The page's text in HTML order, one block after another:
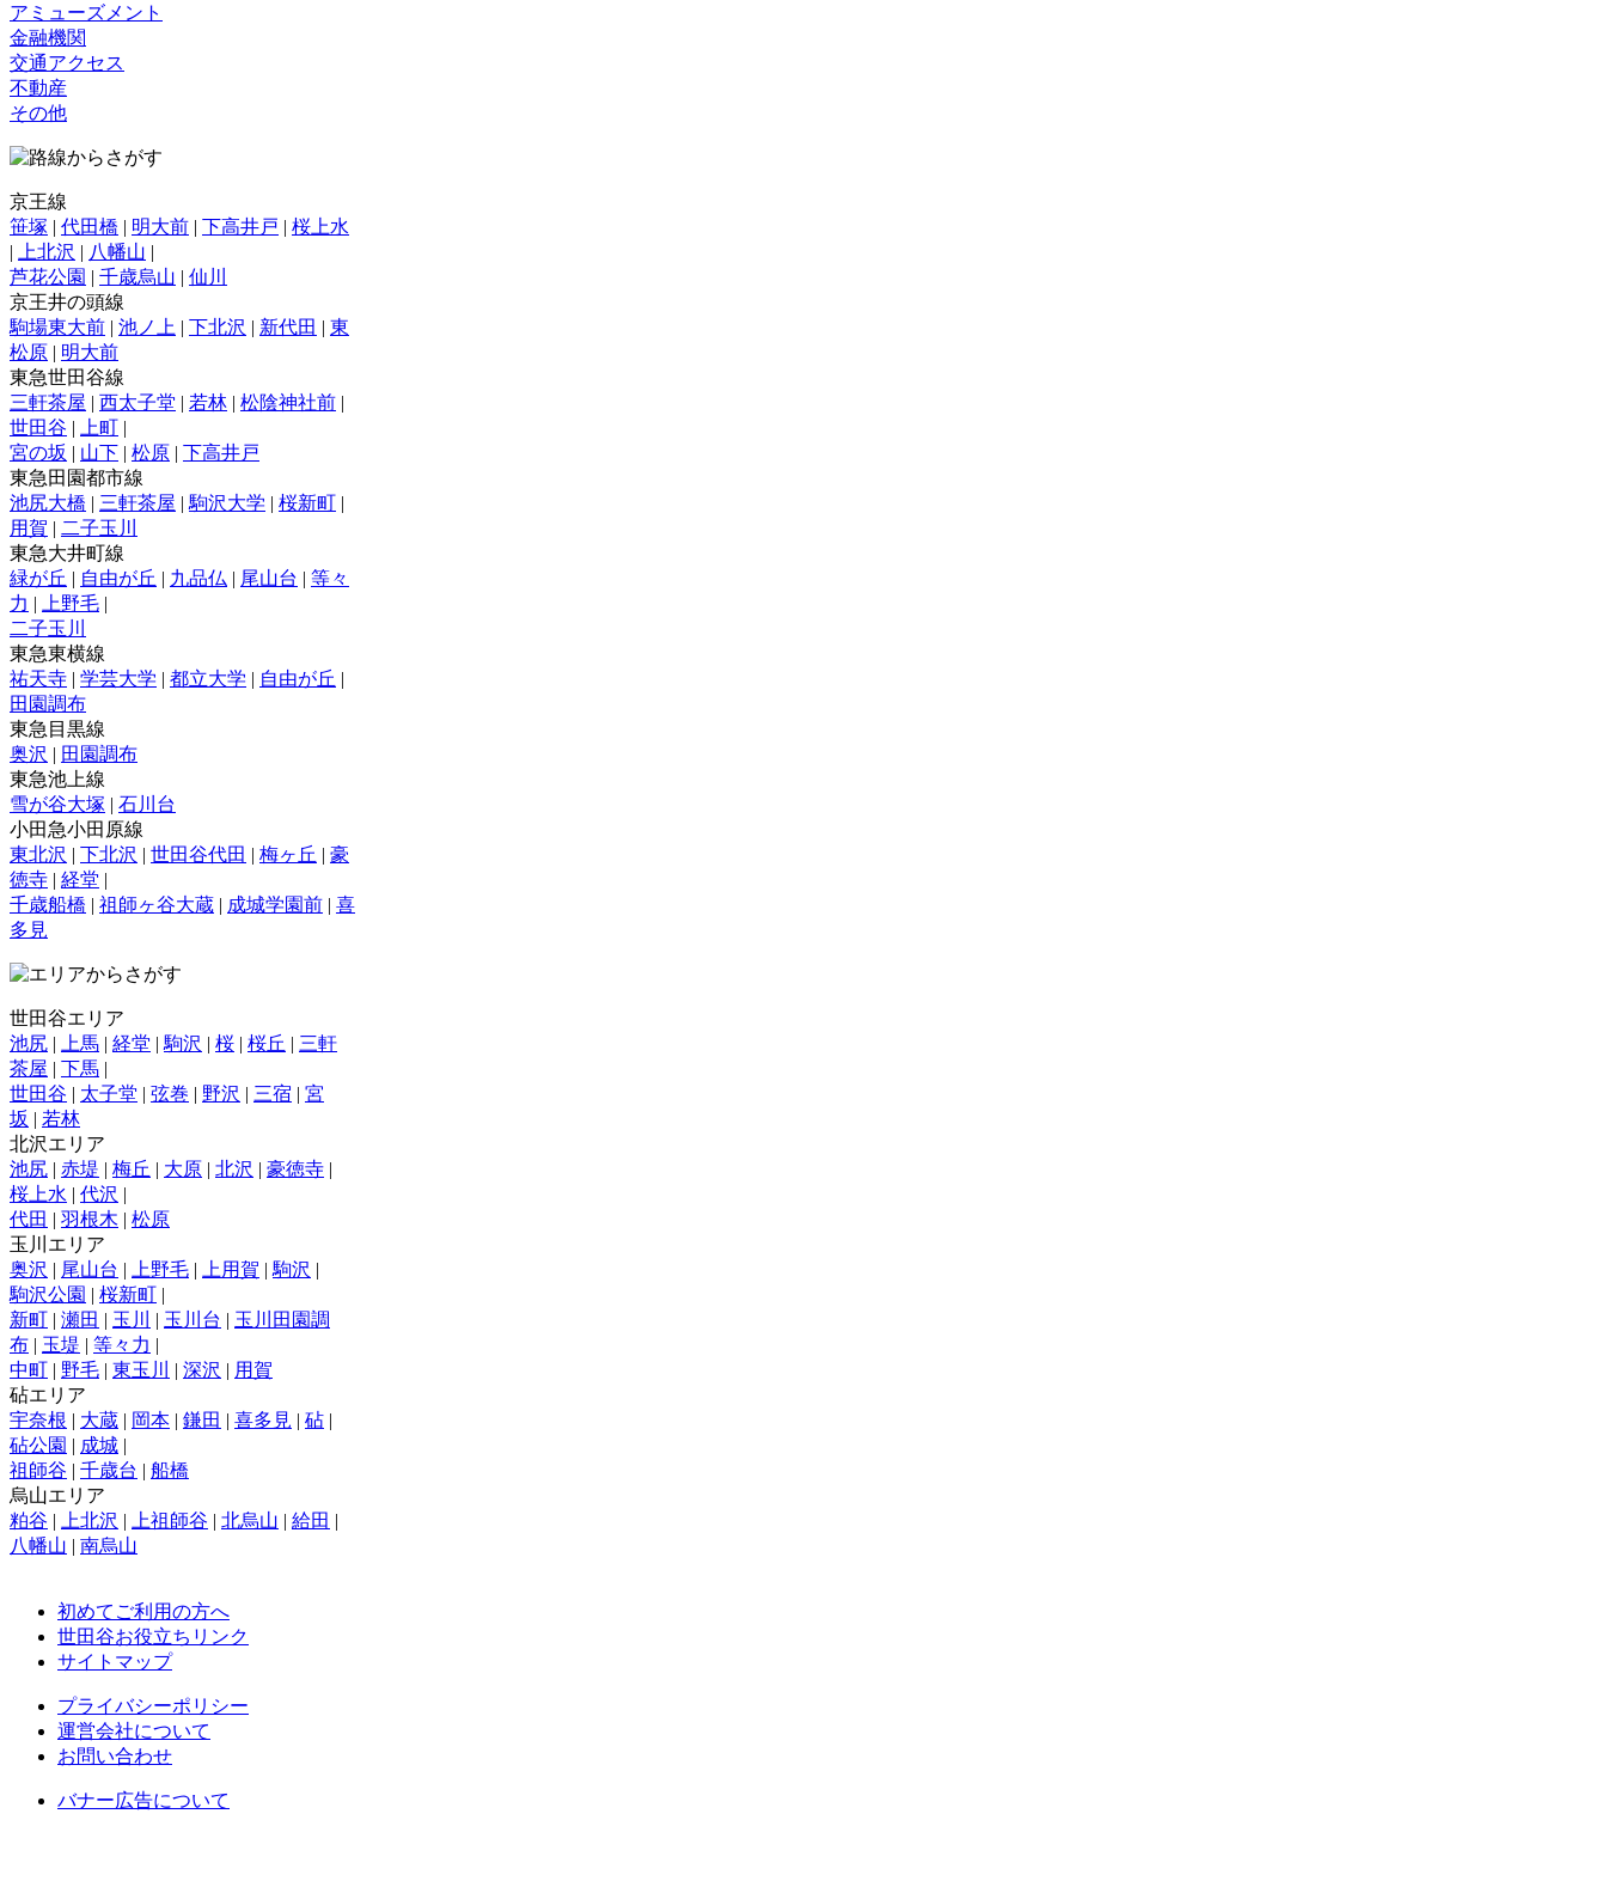
アミューズメント
金融機関
交通アクセス
不動産
その他
京王線
笹塚 | 代田橋 | 明大前 | 下高井戸 | 桜上水
|
上北沢 | 八幡山 |
芦花公園 | 千歳烏山 | 仙川
京王井の頭線
駒場東大前 | 池ノ上 | 下北沢 | 新代田 | 東
松原 | 明大前
東急世田谷線
三軒茶屋 | 西太子堂 | 若林 | 松陰神社前 |
世田谷 | 上町 |
宮の坂 | 山下 | 松原 | 下高井戸
東急田園都市線
池尻大橋 | 三軒茶屋 | 駒沢大学 | 桜新町 |
用賀 | 二子玉川
東急大井町線
緑が丘 | 自由が丘 | 九品仏 | 尾山台 | 等々
力 | 上野毛 |
二子玉川
東急東横線
祐天寺 | 学芸大学 | 都立大学 | 自由が丘 |
田園調布
東急目黒線
奥沢 | 田園調布
東急池上線
雪が谷大塚 | 石川台
小田急小田原線
東北沢 | 下北沢 | 世田谷代田 | 梅ヶ丘 | 豪
徳寺 | 経堂 |
千歳船橋 | 祖師ヶ谷大蔵 | 成城学園前 | 喜
多見
世田谷エリア
池尻 | 上馬 | 経堂 | 駒沢 | 桜 | 桜丘 | 三軒
茶屋 | 下馬 |
世田谷 | 太子堂 | 弦巻 | 野沢 | 三宿 | 宮
坂 | 若林
北沢エリア
池尻 | 赤堤 | 梅丘 | 大原 | 北沢 | 豪徳寺 |
桜上水 | 代沢 |
代田 | 羽根木 | 松原
玉川エリア
奥沢 | 尾山台 | 上野毛 | 上用賀 | 駒沢 |
駒沢公園 | 桜新町 |
新町 | 瀬田 | 玉川 | 玉川台 | 玉川田園調
布 | 玉堤 | 等々力 |
中町 | 野毛 | 東玉川 | 深沢 | 用賀
砧エリア
宇奈根 | 大蔵 | 岡本 | 鎌田 | 喜多見 | 砧 |
砧公園 | 成城 |
祖師谷 | 千歳台 | 船橋
烏山エリア
粕谷 | 上北沢 | 上祖師谷 | 北烏山 | 給田 |
八幡山 | 南烏山
初めてご利用の方へ
世田谷お役立ちリンク
サイトマップ
プライバシーポリシー
運営会社について
お問い合わせ
バナー広告について